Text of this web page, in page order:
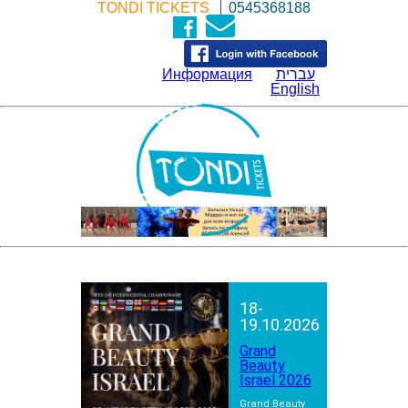
TONDI TICKETS 0545368188
Информация
עברית
English
18-
19.10.2026
Grand
Beauty
Israel 2026
Grand Beauty